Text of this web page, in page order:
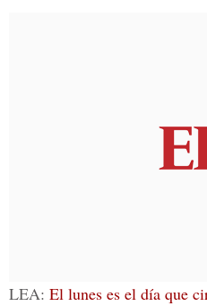
LEA: El lunes es el día que